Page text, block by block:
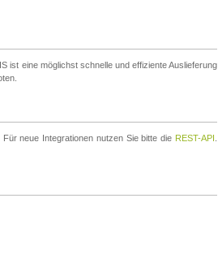
ist eine möglichst schnelle und effiziente Auslieferung
neue Integrationen nutzen Sie bitte die REST-API